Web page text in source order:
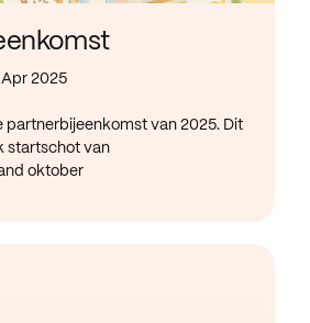
2025
partnerbijeenkomst van 2025. Dit
startschot van
oktober